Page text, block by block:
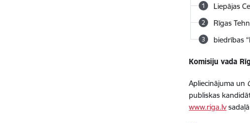
Liepājas
Rīgas
biedrības
Komisiju vada
Apliecinājuma un
publiskas
www.riga.lvsadaļā